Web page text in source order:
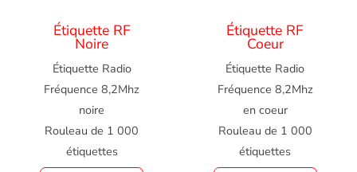
Étiquette RF
Noire
Étiquette Radio
Fréquence 8,2Mhz
noire
Rouleau de 1 000
étiquettes
Étiquette RF
Coeur
Étiquette Radio
Fréquence 8,2Mhz
en coeur
Rouleau de 1 000
étiquettes